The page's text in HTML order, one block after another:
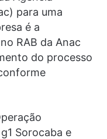
para uma
é a
RAB da Anac
do processo
Sorocaba e